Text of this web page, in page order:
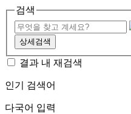
검색
상세검색
결과 내 재검색
인기 검색어
다국어 입력